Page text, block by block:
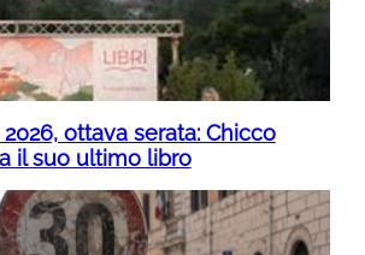
ottava serata: Chicco
il suo ultimo libro